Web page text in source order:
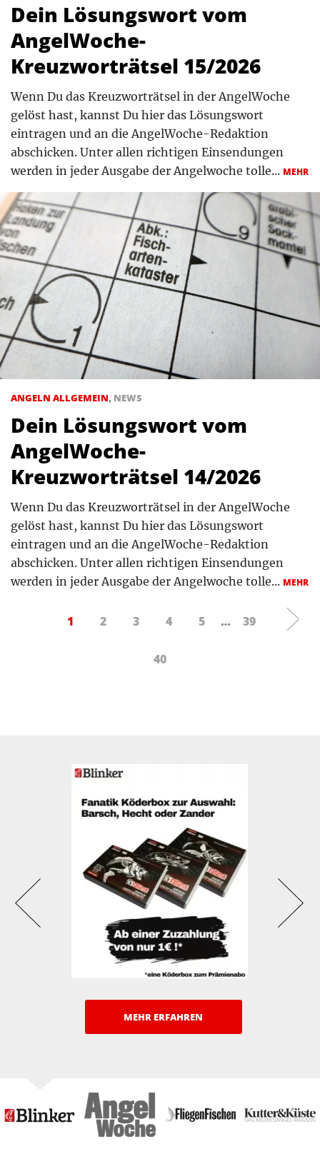
Dein Lösungswort vom
AngelWoche-
Kreuzworträtsel 15/2026
Wenn Du das Kreuzworträtsel in der AngelWoche
gelöst hast, kannst Du hier das Lösungswort
eintragen und an die AngelWoche-Redaktion
abschicken. Unter allen richtigen Einsendungen
werden in jeder Ausgabe der Angelwoche tolle... MEHR
ANGELN ALLGEMEIN, NEWS
Dein Lösungswort vom
AngelWoche-
Kreuzworträtsel 14/2026
Wenn Du das Kreuzworträtsel in der AngelWoche
gelöst hast, kannst Du hier das Lösungswort
eintragen und an die AngelWoche-Redaktion
abschicken. Unter allen richtigen Einsendungen
werden in jeder Ausgabe der Angelwoche tolle... MEHR
1 2 3 4 5 … 39
40
MEHR ERFAHREN